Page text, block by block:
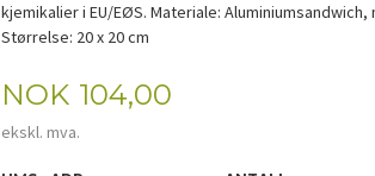
kjemikalier i EU/EØS. Materiale:
Størrelse: 20 x 20 cm
Pris
NOK 104,00
ekskl. mva.